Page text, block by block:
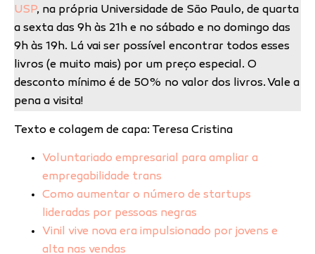
USP, na própria Universidade de São Paulo, de quarta
a sexta das 9h às 21h e no sábado e no domingo das
9h às 19h. Lá vai ser possível encontrar todos esses
livros (e muito mais) por um preço especial. O
desconto mínimo é de 50% no valor dos livros. Vale a
pena a visita!
Texto e colagem de capa: Teresa Cristina
Voluntariado empresarial para ampliar a
empregabilidade trans
Como aumentar o número de startups
lideradas por pessoas negras
Vinil vive nova era impulsionado por jovens e
alta nas vendas